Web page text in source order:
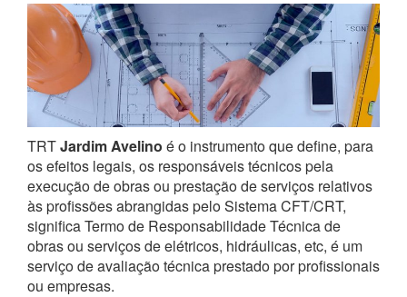
TRTJardim Avelino é o instrumento que define, para
os efeitos legais, os responsáveis técnicos pela
execução de obras ou prestação de serviços relativos
às profissões abrangidas pelo Sistema CFT/CRT,
significa Termo de Responsabilidade Técnica de
obras ou serviços de elétricos, hidráulicas, etc, é um
serviço de avaliação técnica prestado por profissionais
ou empresas.